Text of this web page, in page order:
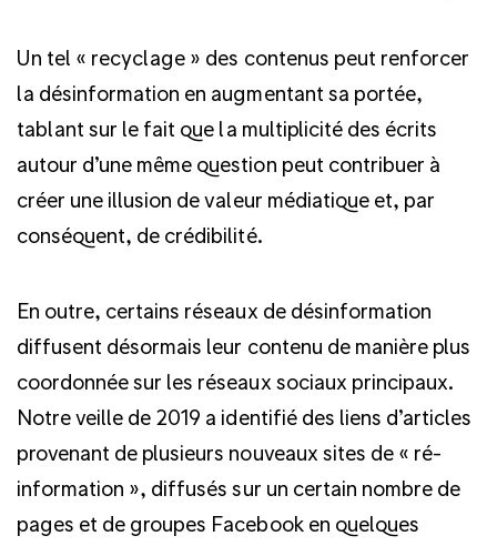
Un tel « recyclage » des contenus peut renforcer
la désinformation en augmentant sa portée,
tablant sur le fait que la multiplicité des écrits
autour d’une même question peut contribuer à
créer une illusion de valeur médiatique et, par
conséquent, de crédibilité.
En outre, certains réseaux de désinformation
diffusent désormais leur contenu de manière plus
coordonnée sur les réseaux sociaux principaux.
Notre veille de 2019 a identifié des liens d’articles
provenant de plusieurs nouveaux sites de « ré-
information », diffusés sur un certain nombre de
pages et de groupes Facebook en quelques